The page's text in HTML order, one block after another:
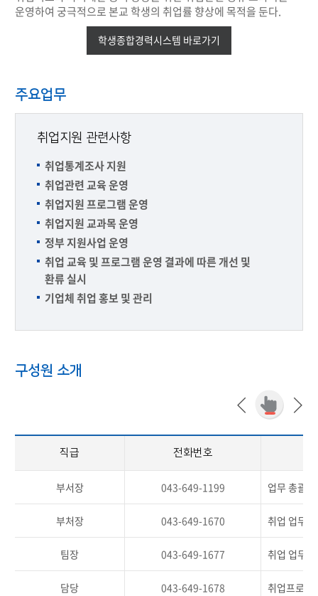
운영하여 궁극적으로 본교 학생의 취업률 향상에 목적을 둔다.
학생종합경력시스템 바로가기
주요업무
취업지원 관련사항
취업통계조사 지원
취업관련 교육 운영
취업지원 프로그램 운영
취업지원 교과목 운영
정부 지원사업 운영
취업 교육 및 프로그램 운영 결과에 따른 개선 및
환류 실시
기업체 취업 홍보 및 관리
구성원 소개
직급 전화번호
부서장 043-649-1199 업무 총괄
부처장 043-649-1670 취업 업무
팀장 043-649-1677 취업 업무
담당 043-649-1678 취업프로그